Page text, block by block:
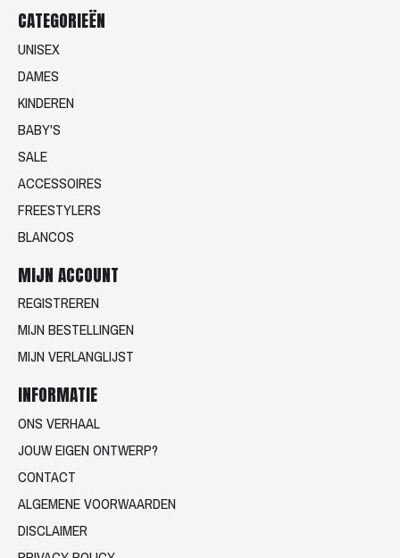
CATEGORIEËN
UNISEX
DAMES
KINDEREN
BABY'S
SALE
ACCESSOIRES
FREESTYLERS
BLANCOS
MIJN ACCOUNT
REGISTREREN
MIJN BESTELLINGEN
MIJN VERLANGLIJST
INFORMATIE
ONS VERHAAL
JOUW EIGEN ONTWERP?
CONTACT
ALGEMENE VOORWAARDEN
DISCLAIMER